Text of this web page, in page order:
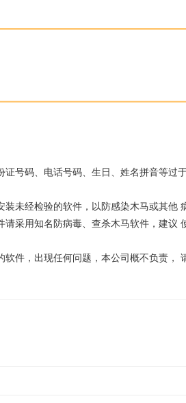
证号码、电话号码、生日、姓名拼音等过
经检验的软件，以防感染木马或其他
用知名防病毒、查杀木马软件，建议
，出现任何问题，本公司概不负责，